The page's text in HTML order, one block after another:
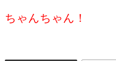
ちゃんちゃん！